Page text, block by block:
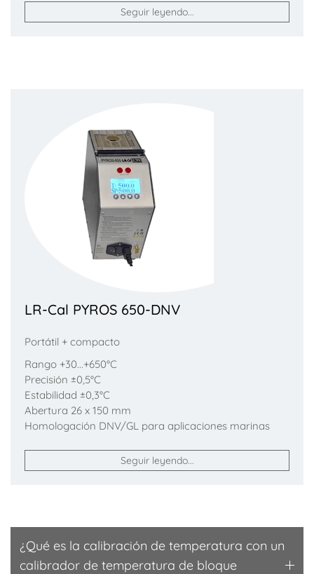
Seguir leyendo...
LR-Cal PYROS 650-DNV
Portátil + compacto
Rango +30...+650°C
Precisión ±0,5°C
Estabilidad ±0,3°C
Abertura 26 x 150 mm
Homologación DNV/GL para aplicaciones marinas
Seguir leyendo...
¿Qué es la calibración de temperatura con un
calibrador de temperatura de bloque